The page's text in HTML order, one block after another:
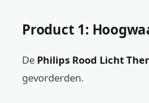
Product 1:
De Philips Rood Licht
gevorderden.